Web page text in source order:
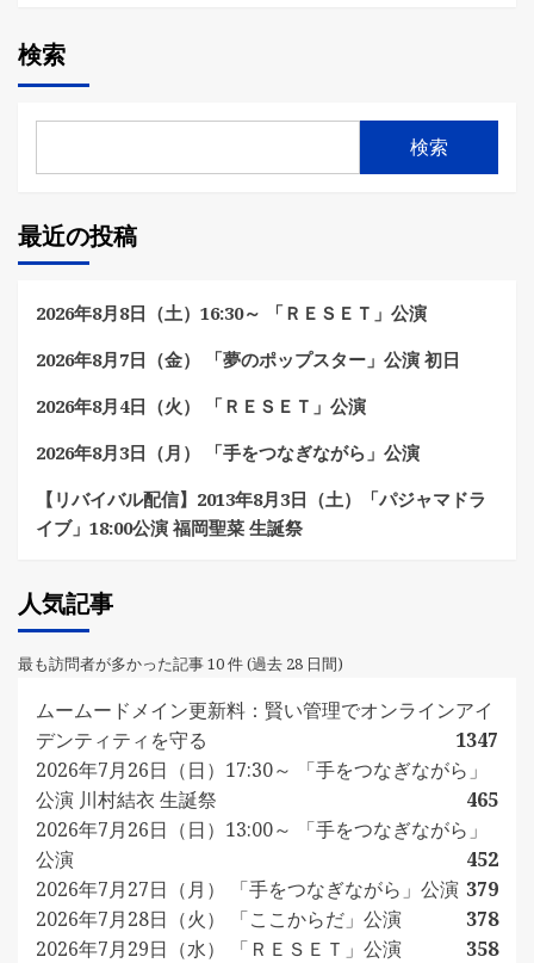
検索
検索
最近の投稿
2026年8月8日（土）16:30～ 「ＲＥＳＥＴ」公演
2026年8月7日（金） 「夢のポップスター」公演 初日
2026年8月4日（火） 「ＲＥＳＥＴ」公演
2026年8月3日（月） 「手をつなぎながら」公演
【リバイバル配信】2013年8月3日（土）「パジャマドラ
イブ」18:00公演 福岡聖菜 生誕祭
人気記事
最も訪問者が多かった記事 10 件 (過去 28 日間)
ムームードメイン更新料：賢い管理でオンラインアイ
デンティティを守る
1347
2026年7月26日（日）17:30～ 「手をつなぎながら」
公演 川村結衣 生誕祭
465
2026年7月26日（日）13:00～ 「手をつなぎながら」
公演
452
2026年7月27日（月） 「手をつなぎながら」公演 379
2026年7月28日（火） 「ここからだ」公演
378
2026年7月29日（水） 「ＲＥＳＥＴ」公演
358